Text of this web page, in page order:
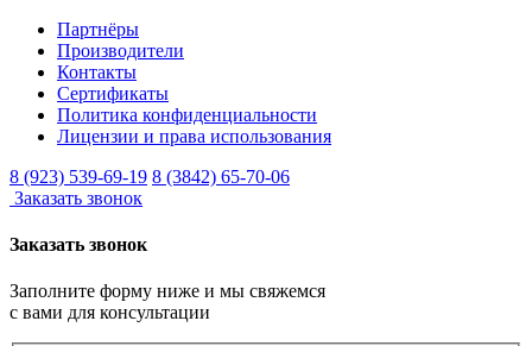
Партнёры
Производители
Контакты
Сертификаты
Политика конфиденциальности
Лицензии и права использования
8 (923) 539-69-19 8 (3842) 65-70-06
Заказать звонок
Заказать звонок
Заполните форму ниже и мы свяжемся
с вами для консультации